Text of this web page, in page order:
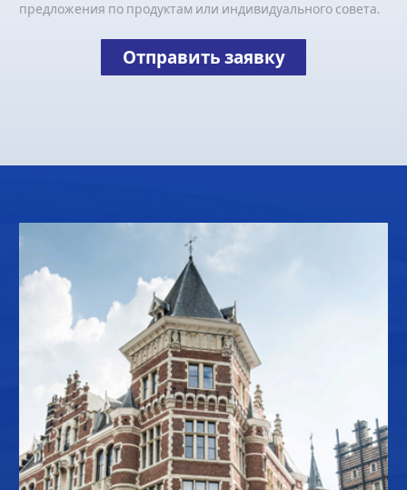
предложения по продуктам или индивидуального совета.
Отправить заявку